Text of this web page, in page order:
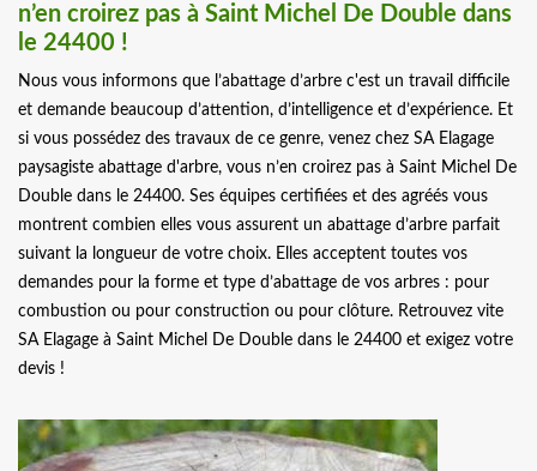
n’en croirez pas à Saint Michel De Double dans
le 24400 !
Nous vous informons que l’abattage d’arbre c'est un travail difficile
et demande beaucoup d’attention, d’intelligence et d’expérience. Et
si vous possédez des travaux de ce genre, venez chez SA Elagage
paysagiste abattage d'arbre, vous n’en croirez pas à Saint Michel De
Double dans le 24400. Ses équipes certifiées et des agréés vous
montrent combien elles vous assurent un abattage d’arbre parfait
suivant la longueur de votre choix. Elles acceptent toutes vos
demandes pour la forme et type d’abattage de vos arbres : pour
combustion ou pour construction ou pour clôture. Retrouvez vite
SA Elagage à Saint Michel De Double dans le 24400 et exigez votre
devis !